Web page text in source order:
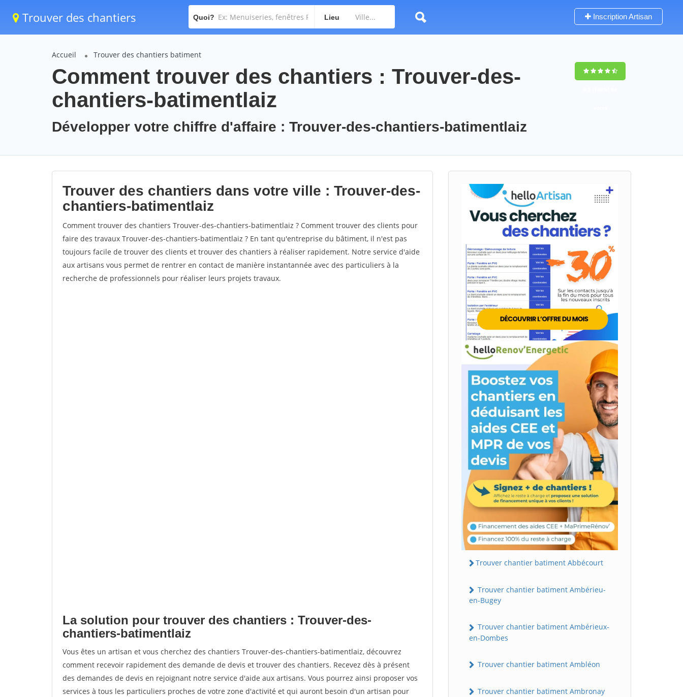
Trouver des chantiers Quoi? Lieu Inscription Artisan
Accueil Trouver des chantiers batiment
Comment trouver des chantiers : Trouver-des-
chantiers-batimentlaiz
Développer votre chiffre d'affaire : Trouver-des-chantiers-batimentlaiz
Trouver des chantiers dans votre ville : Trouver-des-
chantiers-batimentlaiz
Comment trouver des chantiers Trouver-des-chantiers-batimentlaiz ? Comment trouver des clients pour
faire des travaux Trouver-des-chantiers-batimentlaiz ? En tant qu'entreprise du bâtiment, il n'est pas
toujours facile de trouver des clients et trouver des chantiers à réaliser rapidement. Notre service d'aide
aux artisans vous permet de rentrer en contact de manière instantannée avec des particuliers à la
recherche de professionnels pour réaliser leurs projets travaux.
La solution pour trouver des chantiers : Trouver-des-
chantiers-batimentlaiz
Vous êtes un artisan et vous cherchez des chantiers Trouver-des-chantiers-batimentlaiz, découvrez
comment recevoir rapidement des demande de devis et trouver des chantiers. Recevez dès à présent
des demandes de devis en rejoignant notre service d'aide aux artisans. Vous pourrez ainsi proposer vos
services à tous les particuliers proches de votre zone d'activité et qui auront besoin d'un artisan pour
Trouver chantier batiment Abbécourt
Trouver chantier batiment Ambérieu-
en-Bugey
Trouver chantier batiment Ambérieux-
en-Dombes
Trouver chantier batiment Ambléon
Trouver chantier batiment Ambronay